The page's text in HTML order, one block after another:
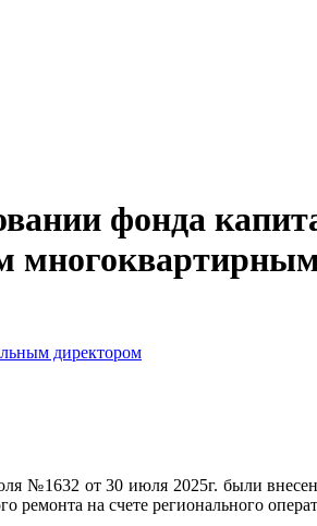
фонда
директором
№1632 от 30 июля 2025г. были
ремонта на счете регионального